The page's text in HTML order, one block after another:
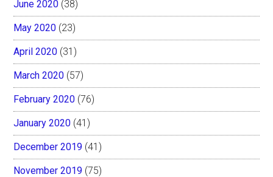
June 2020 (38)
May 2020 (23)
April 2020 (31)
March 2020 (57)
February 2020 (76)
January 2020 (41)
December 2019 (41)
November 2019 (75)